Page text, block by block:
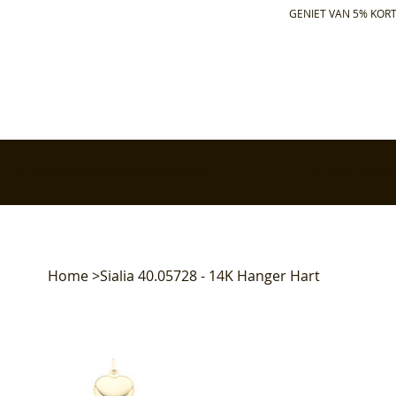
GENIET VAN 5%
Home>Sialia 40.05728 - 14K Hanger Hart